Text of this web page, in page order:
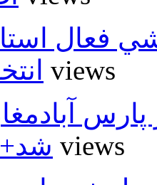
فعال
6 views
6 views